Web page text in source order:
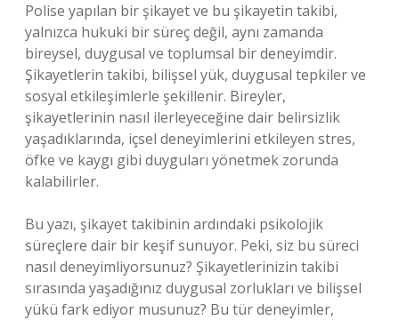
Polise yapılan bir şikayet ve bu şikayetin takibi,
yalnızca hukuki bir süreç değil, aynı zamanda
bireysel, duygusal ve toplumsal bir deneyimdir.
Şikayetlerin takibi, bilişsel yük, duygusal tepkiler ve
sosyal etkileşimlerle şekillenir. Bireyler,
şikayetlerinin nasıl ilerleyeceğine dair belirsizlik
yaşadıklarında, içsel deneyimlerini etkileyen stres,
öfke ve kaygı gibi duyguları yönetmek zorunda
kalabilirler.
Bu yazı, şikayet takibinin ardındaki psikolojik
süreçlere dair bir keşif sunuyor. Peki, siz bu süreci
nasıl deneyimliyorsunuz? Şikayetlerinizin takibi
sırasında yaşadığınız duygusal zorlukları ve bilişsel
yükü fark ediyor musunuz? Bu tür deneyimler,